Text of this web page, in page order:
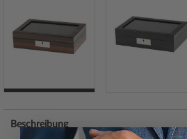
Beschreibung